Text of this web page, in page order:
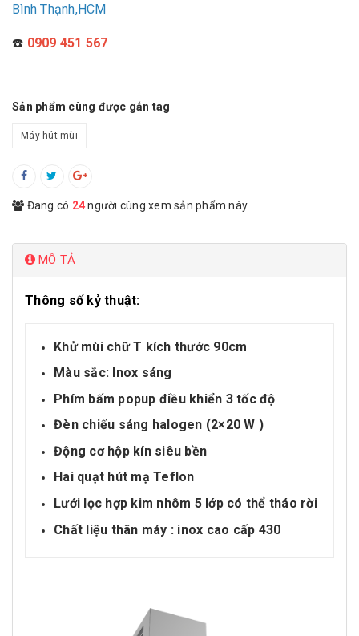
Bình Thạnh,HCM
☎️ 0909 451 567
Sản phẩm cùng được gắn tag
Máy hút mùi
Đang có 24người cùng xem sản phẩm này
MÔ TẢ
Thông số kỷ thuật:
Khử mùi chữ T kích thước 90cm
Màu sắc: Inox sáng
Phím bấm popup điều khiển 3 tốc độ
Đèn chiếu sáng halogen (2×20 W )
Động cơ hộp kín siêu bền
Hai quạt hút mạ Teflon
Lưới lọc hợp kim nhôm 5 lớp có thể tháo rời
Chất liệu thân máy : inox cao cấp 430